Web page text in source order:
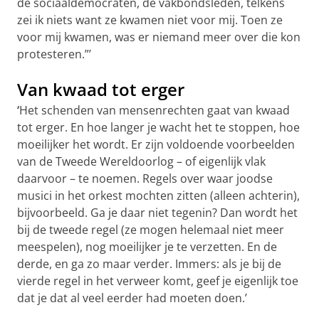
zei ik niets want ze kwamen niet voor mij. Toen ze
voor mij kwamen, was er niemand meer over die kon
protesteren.”’
Van kwaad tot erger
‘Het schenden van mensenrechten gaat van kwaad
tot erger. En hoe langer je wacht het te stoppen, hoe
moeilijker het wordt. Er zijn voldoende voorbeelden
van de Tweede Wereldoorlog – of eigenlijk vlak
daarvoor – te noemen. Regels over waar joodse
musici in het orkest mochten zitten (alleen achterin),
bijvoorbeeld. Ga je daar niet tegenin? Dan wordt het
bij de tweede regel (ze mogen helemaal niet meer
meespelen), nog moeilijker je te verzetten. En de
derde, en ga zo maar verder. Immers: als je bij de
vierde regel in het verweer komt, geef je eigenlijk toe
dat je dat al veel eerder had moeten doen.’